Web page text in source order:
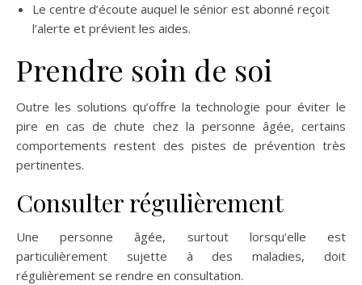
Le centre d’écoute auquel le sénior est abonné reçoit
l’alerte et prévient les aides.
Prendre soin de soi
Outre les solutions qu’offre la technologie pour éviter le
pire en cas de chute chez la personne âgée, certains
comportements restent des pistes de prévention très
pertinentes.
Consulter régulièrement
Une personne âgée, surtout lorsqu’elle est
particulièrement sujette à des maladies, doit
régulièrement se rendre en consultation.